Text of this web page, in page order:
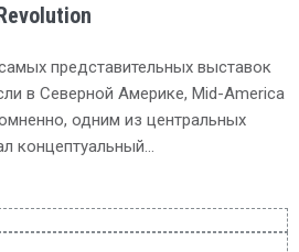
представительных выставок
в Северной Америке, Mid-America
одним из центральных
концептуальный…